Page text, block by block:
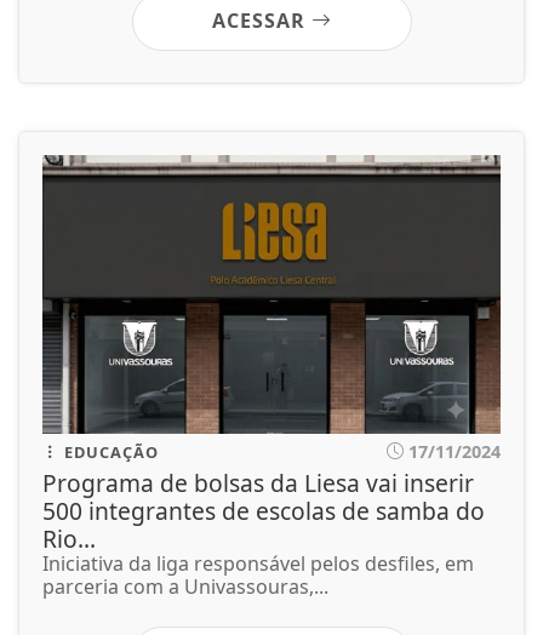
ACESSAR
EDUCAÇÃO 17/11/2024
Programa de bolsas da Liesa vai inserir
500 integrantes de escolas de samba do
Rio...
Iniciativa da liga responsável pelos desfiles, em
parceria com a Univassouras,...